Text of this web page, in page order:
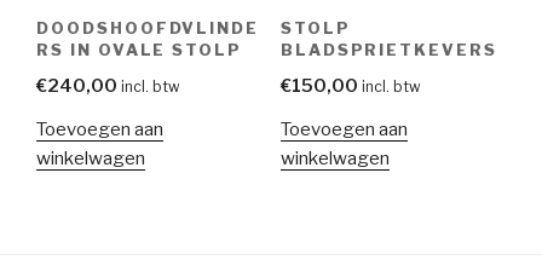
DOODSHOOFDVLINDE
RS IN OVALE STOLP
€240,00 incl. btw
Toevoegen aan
winkelwagen
STOLP
BLADSPRIETKEVERS
€150,00 incl. btw
Toevoegen aan
winkelwagen